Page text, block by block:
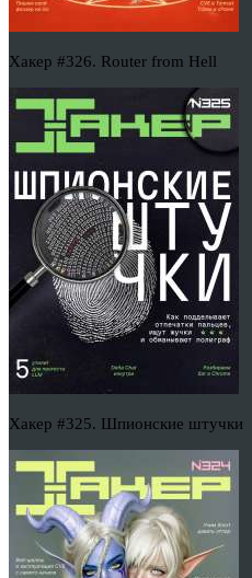
Хакер #326. Router from Hell
Хакер #325. Шпионские штучки